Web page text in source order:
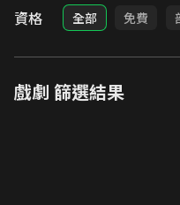
資格 全部 免費
戲劇 篩選結果